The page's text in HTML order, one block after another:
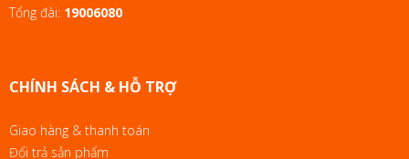
Tổng đài: 19006080
CHÍNH SÁCH & HỖ TRỢ
Giao hàng & thanh toán
Đổi trả sản phẩm